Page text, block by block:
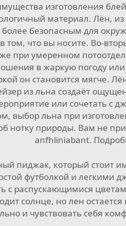
изготовления
материал. Лён,
более безопасным для
том, что вы носите. Во-
при умеренном
в жаркую погоду или
он становится мягче.
из льна создаёт
или сочетать с
выбор льна при
нотку природы. Вам не
anfhliniabant.
пиджак, который стоит
футболкой и легкими
с распускающимися
солнце, но лен
и чувствовать себя